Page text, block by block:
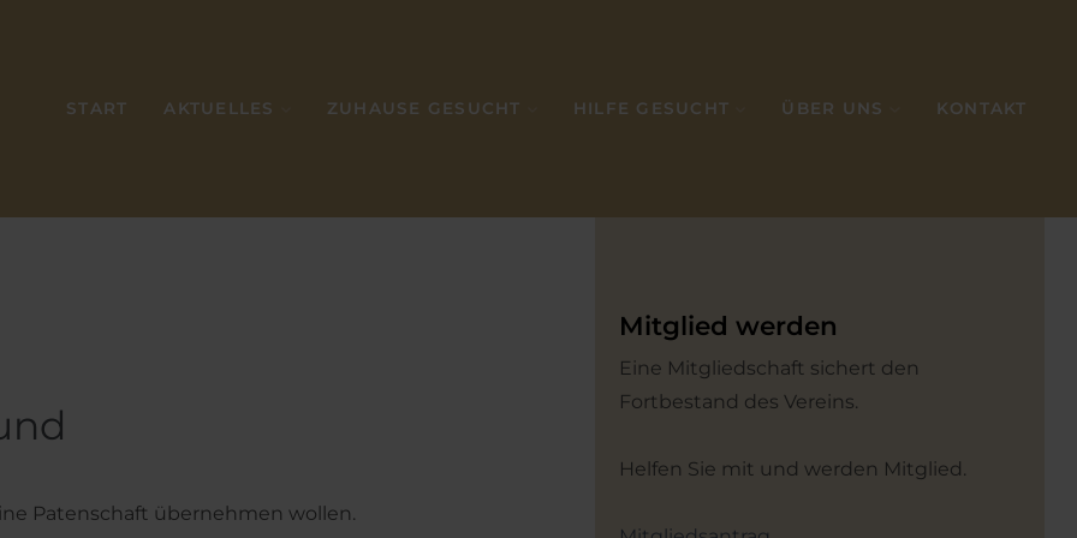
START AKTUELLES ZUHAUSE GESUCHT HILFE GESUCHT ÜBER UNS KONTAKT
Mitglied werden
Eine Mitgliedschaft sichert den
Fortbestand des Vereins.
Helfen Sie mit und werden Mitglied.
Patenschaft übernehmen wollen.